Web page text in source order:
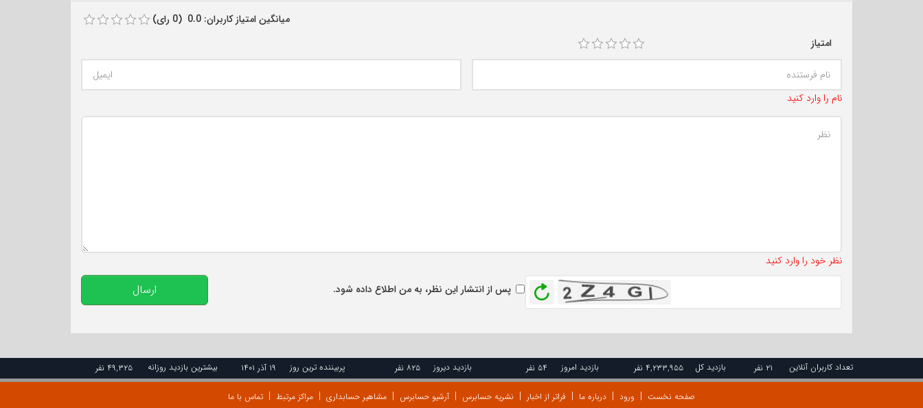
میانگین امتیاز کاربران: 0.0 (0 رای)
امتیاز
نام را وارد کنید
نظر خود را وارد کنید
بازخوانیپس از انتشار این نظر، به من اطلاع داده شود. ارسال
تعداد کاربران آنلاین ۲۱ نفر بازدید کل ۴,۲۳۳,۹۵۵ نفر بازدید امروز ۵۴ نفر بازدید دیروز ۸۲۵ نفر پربیننده ترین روز ۱۹ آذر ۱۴۰۱ بیشترین بازدید روزانه ۴۹,۳۲۵ نفر
صفحه نخست ورود درباره ما فراتر از اخبار نشریه حسابرس آرشیو حسابرس مشاهیر حسابداری مراکز مرتبط تماس با ما